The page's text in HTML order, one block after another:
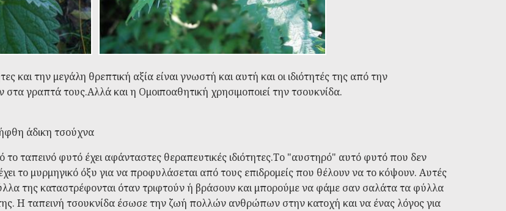
και την μεγάλη θρεπτική αξία είναι γνωστή και αυτή και οι ιδιότητές της από την
γραπτά τους.Αλλά και η Ομοιποαθητική χρησιμοποιεί την τσουκνίδα.
άδικη τσούχνα
ταπεινό φυτό έχει αφάνταστες θεραπευτικές ιδιότητες.Το "αυστηρό" αυτό φυτό που δεν
το μυρμηγικό όξυ για να προφυλάσεται από τους επιδρομείς που θέλουν να το κόψουν. Αυτές
της καταστρέφονται όταν τριφτούν ή βράσουν και μπορούμε να φάμε σαν σαλάτα τα φύλλα
Η ταπεινή τσουκνίδα έσωσε την ζωή πολλών ανθρώπων στην κατοχή και να ένας λόγος για